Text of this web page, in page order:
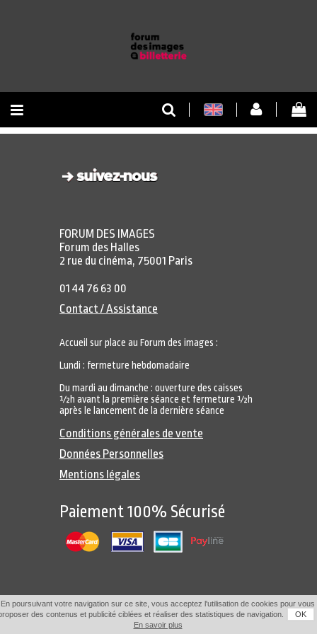
RETOUR À L'ACCUEIL
RETOUR AU SITE
FORUM DES IMAGES
Forum des Halles
2 rue du cinéma, 75001 Paris
01 44 76 63 00
Contact / Assistance
Accueil sur place au Forum des images :
Lundi : fermeture hebdomadaire
Du mardi au dimanche : ouverture des caisses
½h avant la première séance et fermeture ½h
après le lancement de la dernière séance
Conditions générales de vente
Données Personnelles
Mentions légales
Paiement 100% Sécurisé
En poursuivant votre navigation sur ce site, vous acceptez l'utilisation de cookies pour vous
des contenus et publicité ciblées et réaliser des statistiques de navigation.
OK
En savoir plus